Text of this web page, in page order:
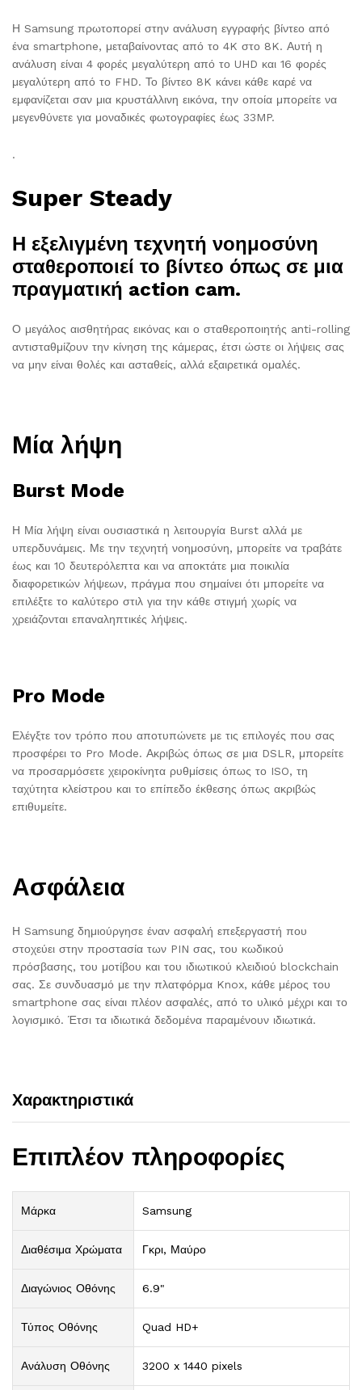
Η Samsung πρωτοπορεί στην ανάλυση εγγραφής βίντεο από
ένα smartphone, μεταβαίνοντας από το 4K στο 8K. Αυτή η
ανάλυση είναι 4 φορές μεγαλύτερη από το UHD και 16 φορές
μεγαλύτερη από το FHD. Το βίντεο 8K κάνει κάθε καρέ να
εμφανίζεται σαν μια κρυστάλλινη εικόνα, την οποία μπορείτε να
μεγενθύνετε για μοναδικές φωτογραφίες έως 33MP.
.
Super Steady
​Η εξελιγμένη τεχνητή νοημοσύνη
σταθεροποιεί το βίντεο όπως σε μια
πραγματική action cam.
Ο μεγάλος αισθητήρας εικόνας και ο σταθεροποιητής anti-rolling
αντισταθμίζουν την κίνηση της κάμερας, έτσι ώστε οι λήψεις σας
να μην είναι θολές και ασταθείς, αλλά εξαιρετικά ομαλές.
Μία λήψη
Burst Mode
Η Μία λήψη είναι ουσιαστικά η λειτουργία Burst αλλά με
υπερδυνάμεις. Με την τεχνητή νοημοσύνη, μπορείτε να τραβάτε
έως και 10 δευτερόλεπτα και να αποκτάτε μια ποικιλία
διαφορετικών λήψεων, πράγμα που σημαίνει ότι μπορείτε να
επιλέξτε το καλύτερο στιλ για την κάθε στιγμή χωρίς να
χρειάζονται επαναληπτικές λήψεις.
Pro Mode
Ελέγξτε τον τρόπο που αποτυπώνετε με τις επιλογές που σας
προσφέρει το Pro Mode. Ακριβώς όπως σε μια DSLR, μπορείτε
να προσαρμόσετε χειροκίνητα ρυθμίσεις όπως το ISO, τη
ταχύτητα κλείστρου και το επίπεδο έκθεσης όπως ακριβώς
επιθυμείτε.
Ασφάλεια
Η Samsung δημιούργησε έναν ασφαλή επεξεργαστή που
στοχεύει στην προστασία των PIN σας, του κωδικού
πρόσβασης, του μοτίβου και του ιδιωτικού κλειδιού blockchain
σας. Σε συνδυασμό με την πλατφόρμα Knox, κάθε μέρος του
smartphone σας είναι πλέον ασφαλές, από το υλικό μέχρι και το
λογισμικό. Έτσι τα ιδιωτικά δεδομένα παραμένουν ιδιωτικά.
Χαρακτηριστικά
Επιπλέον πληροφορίες
Μάρκα Samsung
Διαθέσιμα Χρώματα Γκρι, Μαύρο
Διαγώνιος Οθόνης 6.9"
Τύπος Οθόνης Quad HD+
Ανάλυση Οθόνης 3200 x 1440 pixels